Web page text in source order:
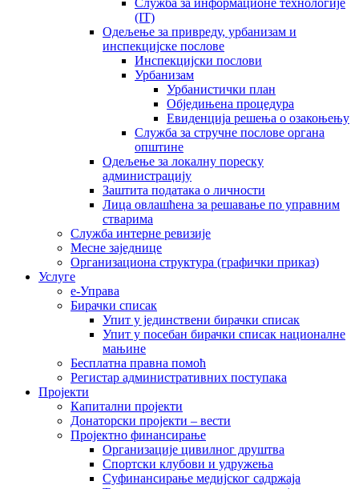
Служба за информационе технологије
(IT)
Одељење за привреду, урбанизам и
инспекцијске послове
Инспекцијски послови
Урбанизам
Урбанистички план
Обједињена процедура
Евиденција решења о озакоњењу
Служба за стручне послове органа
општине
Одељење за локалну пореску
администрацију
Заштита података о личности
Лица овлашћена за решавање по управним
стварима
Служба интерне ревизије
Месне заједнице
Организациона структура (графички приказ)
Услуге
е-Управа
Бирачки списак
Упит у јединствени бирачки списак
Упит у посебан бирачки списак националне
мањине
Бесплатна правна помоћ
Регистар административних поступака
Пројекти
Капитални пројекти
Донаторски пројекти – вести
Пројектно финансирање
Организације цивилног друштва
Спортски клубови и удружења
Суфинансирање медијског садржаја